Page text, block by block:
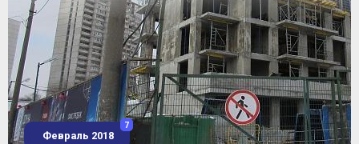
Февраль 2018
7